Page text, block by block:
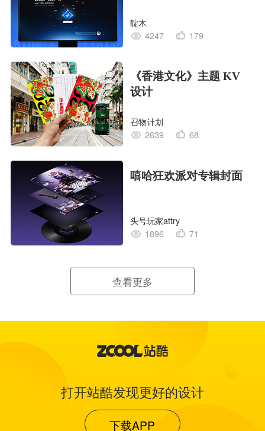
靛木
4247
179
《香港文化》主题 KV
设计
召物计划
2639
68
嘻哈狂欢派对专辑封面
头号玩家attry
1896
71
查看更多
打开站酷发现更好的设计
下载APP